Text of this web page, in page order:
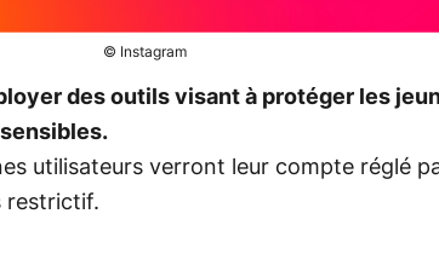
© Instagram
des outils visant à protéger les
utilisateurs verront leur compte réglé
restrictif.